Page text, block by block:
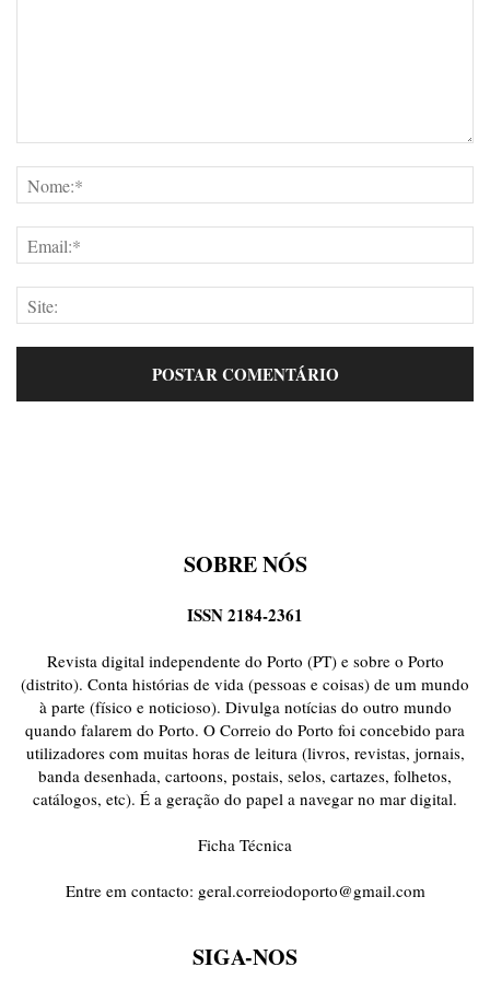
SOBRE NÓS
ISSN 2184-2361
Revista digital independente do Porto (PT) e sobre o Porto
(distrito). Conta histórias de vida (pessoas e coisas) de um mundo
à parte (físico e noticioso). Divulga notícias do outro mundo
quando falarem do Porto. O Correio do Porto foi concebido para
utilizadores com muitas horas de leitura (livros, revistas, jornais,
banda desenhada, cartoons, postais, selos, cartazes, folhetos,
catálogos, etc). É a geração do papel a navegar no mar digital.
Ficha Técnica
Entre em contacto: geral.correiodoporto@gmail.com
SIGA-NOS